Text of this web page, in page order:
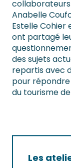
Anabelle
Estelle Cohier
ont partagé
des sujets
repartis avec
pour
du tourisme
Les